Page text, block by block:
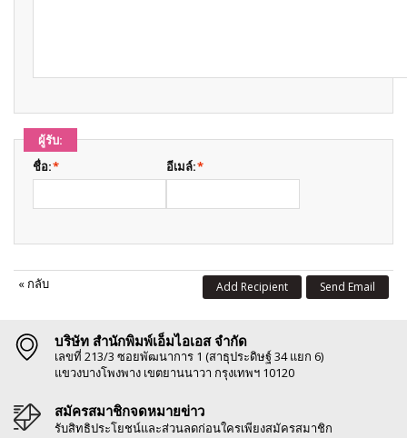
ผู้รับ:
*
ชื่อ: *
อีเมล์:
« กลับ Send Email
Add Recipient
บริษัท สำนักพิมพ์เอ็มไอเอส จำกัด
เลขที่ 213/3 ซอยพัฒนาการ 1 (สาธุประดิษฐ์ 34 แยก 6)
แขวงบางโพงพาง เขตยานนาวา กรุงเทพฯ 10120
สมัครสมาชิกจดหมายข่าว
รับสิทธิประโยชน์และส่วนลดก่อนใครเพียงสมัครสมาชิก